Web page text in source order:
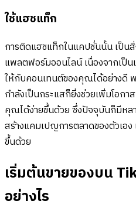
ใช้แฮชแท็ก
การติดแฮชแท็กในแคปชั่นนั้น เป็น
แพลตฟอร์มออนไลน์ เนื่องจากเป็
ให้กับคอนเทนต์ของคุณได้อย่างดี
กำลังเป็นกระแสก็ยิ่งช่วยเพิ่มโอก
คุณได้ง่ายขึ้นด้วย ซึ่งปัจจุบันก็มีห
สร้างแคมเปญการตลาดของตัวเอง
ขึ้นด้วย
เริ่มต้นขายของบน
อย่างไร